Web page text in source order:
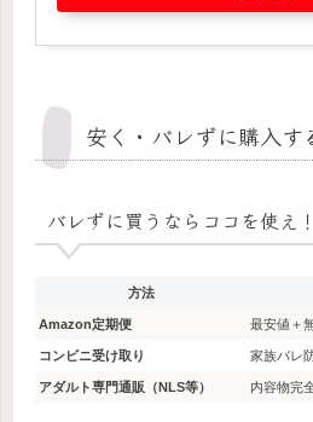
安く・バレずに購入す
バレずに買うならココを使え！
方法
Amazon定期便 最安値＋
コンビニ受け取り 家族バレ
アダルト専門通販（NLS等） 内容物完